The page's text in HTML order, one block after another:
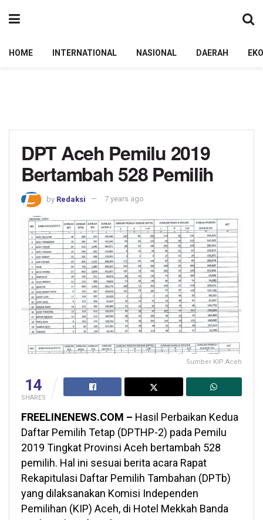
HOME INTERNATIONAL NASIONAL DAERAH
DPT Aceh Pemilu 2019
Bertambah 528 Pemilih
by Redaksi 7 years ago
Sumber KIP Aceh
14
SHARES
FREELINENEWS.COM – Hasil Perbaikan Kedua
Daftar Pemilih Tetap (DPTHP-2) pada Pemilu
2019 Tingkat Provinsi Aceh bertambah 528
pemilih. Hal ini sesuai berita acara Rapat
Rekapitulasi Daftar Pemilih Tambahan (DPTb)
yang dilaksanakan Komisi Independen
Pemilihan (KIP) Aceh, di Hotel Mekkah Banda